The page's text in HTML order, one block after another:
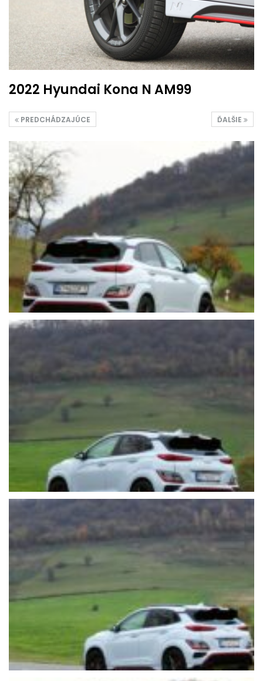
2022 Hyundai Kona N AM99
ĎALŠIE
PREDCHÁDZAJÚCE